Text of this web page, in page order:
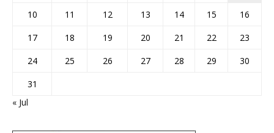
10
11 12 13 14 15
16
17
18 19 20 21 22
23
24
25 26 27 28 29
30
31
« Jul